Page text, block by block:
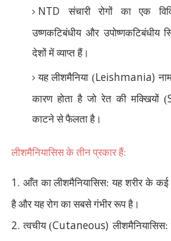
NTDसंचारी रोगों का एक
उष्णकटिबंधीय और उपोष्णकटिबंधीय
देशों में व्याप्त हैं।
यह लीशमैनिया (Leishmania)
कारण होता है जो रेत की मक्खियों (
काटने से फैलता है।
लीशमैनियासिस के तीन प्रकार हैं:
1. आँत का लीशमैनियासिस: यह शरीर के कई
है और यह रोग का सबसे गंभीर रूप है।
2.त्वचीय (Cutaneous)लीशमैनियासिस: